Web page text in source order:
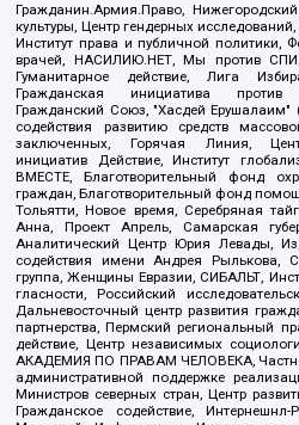
Гражданин.Армия.Право,
культуры, Центр гендерных
Институт права и публичной политики,
врачей, НАСИЛИЮ.НЕТ, Мы против
Гуманитарное действие, Лига
Гражданская инициатива против
Гражданский Союз, "Хасдей Ерушалаим"
содействия развитию средств
заключенных, Горячая Линия,
инициатив Действие, Институт
ВМЕСТЕ, Благотворительный фонд
граждан, Благотворительный фонд
Тольятти, Новое время, Серебряная
Анна, Проект Апрель, Самарская
Аналитический Центр Юрия Левады,
содействия имени Андрея Рылькова,
группа, Женщины Евразии, СИБАЛЬТ,
гласности, Российский
Дальневосточный центр развития
партнерства, Пермский региональный
действие, Центр независимых
АКАДЕМИЯ ПО ПРАВАМ ЧЕЛОВЕКА,
административной поддержке
Министров северных стран, Центр
Гражданское содействие,